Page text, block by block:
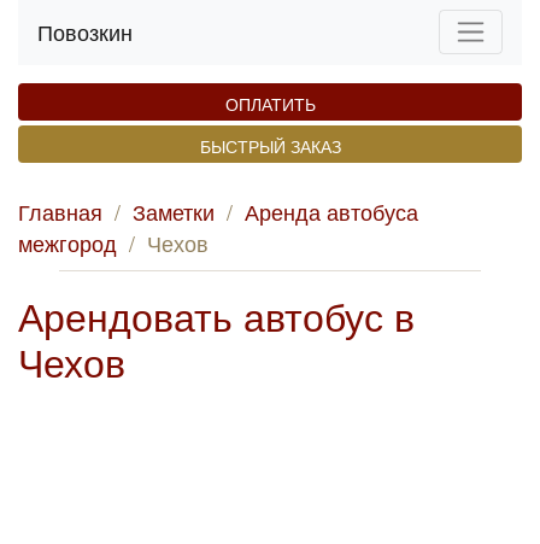
Повозкин
ОПЛАТИТЬ
БЫСТРЫЙ ЗАКАЗ
Главная / Заметки / Аренда автобуса
межгород / Чехов
Арендовать автобус в
Чехов